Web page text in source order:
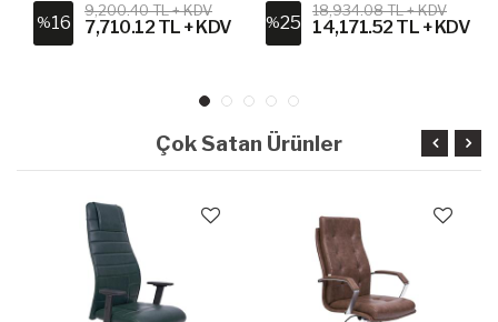
%16
9,200.40 TL + KDV
7,710.12 TL + KDV %25
18,934.08 TL + KDV
14,171.52 TL + KDV
Çok Satan Ürünler